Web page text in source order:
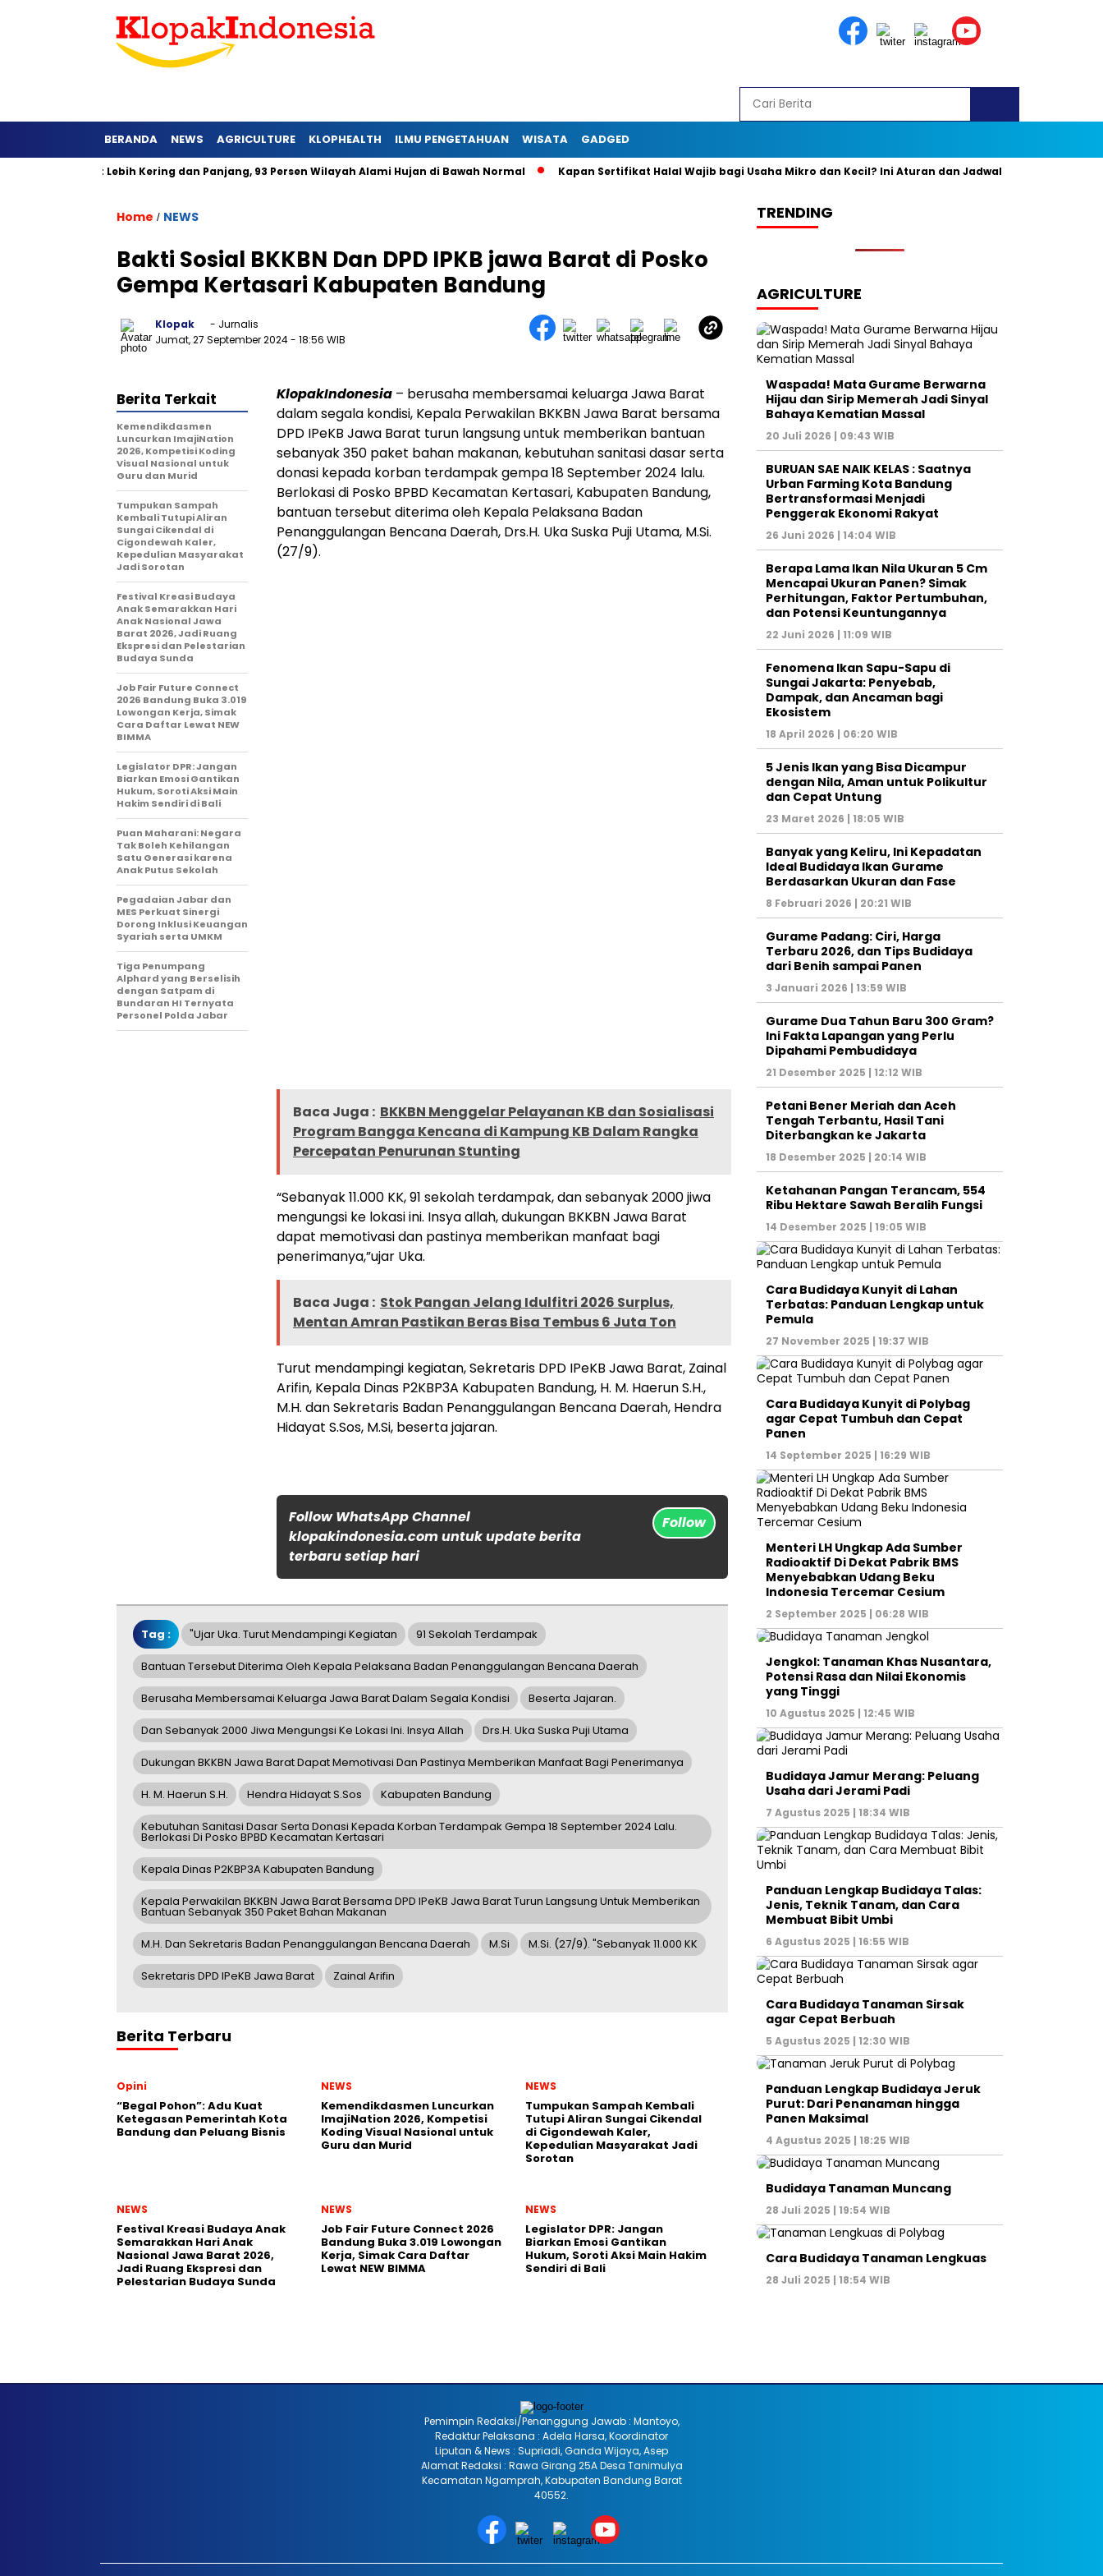
BERANDA NEWS AGRICULTURE KLOPHEALTH ILMU PENGETAHUAN WISATA GADGED
Jawa Barat Lebih Kering dan Panjang, 93 Persen Wilayah Alami Hujan di Bawah Normal Kapan Sertifikat Halal Wajib bagi Usaha Mikro dan Kecil? Ini Aturan dan Jadwal Resminya
Home / NEWS
Bakti Sosial BKKBN Dan DPD IPKB jawa Barat di Posko
Gempa Kertasari Kabupaten Bandung
Klopak
- Jurnalis
Jumat, 27 September 2024- 18:56 WIB
KlopakIndonesia – berusaha membersamai keluarga Jawa Barat
dalam segala kondisi, Kepala Perwakilan BKKBN Jawa Barat bersama
DPD IPeKB Jawa Barat turun langsung untuk memberikan bantuan
sebanyak 350 paket bahan makanan, kebutuhan sanitasi dasar serta
donasi kepada korban terdampak gempa 18 September 2024 lalu.
Berlokasi di Posko BPBD Kecamatan Kertasari, Kabupaten Bandung,
bantuan tersebut diterima oleh Kepala Pelaksana Badan
Penanggulangan Bencana Daerah, Drs.H. Uka Suska Puji Utama, M.Si.
(27/9).
Baca Juga : BKKBN Menggelar Pelayanan KB dan Sosialisasi
Program Bangga Kencana di Kampung KB Dalam Rangka
Percepatan Penurunan Stunting
“Sebanyak 11.000 KK, 91 sekolah terdampak, dan sebanyak 2000 jiwa
mengungsi ke lokasi ini. Insya allah, dukungan BKKBN Jawa Barat
dapat memotivasi dan pastinya memberikan manfaat bagi
penerimanya,”ujar Uka.
Baca Juga : Stok Pangan Jelang Idulfitri 2026 Surplus,
Mentan Amran Pastikan Beras Bisa Tembus 6 Juta Ton
Turut mendampingi kegiatan, Sekretaris DPD IPeKB Jawa Barat, Zainal
Arifin, Kepala Dinas P2KBP3A Kabupaten Bandung, H. M. Haerun S.H.,
M.H. dan Sekretaris Badan Penanggulangan Bencana Daerah, Hendra
Hidayat S.Sos, M.Si, beserta jajaran.
Follow WhatsApp Channel
klopakindonesia.com untuk update berita
terbaru setiap hari
Follow
Berita Terkait
Kemendikdasmen
Luncurkan ImajiNation
2026, Kompetisi Koding
Visual Nasional untuk
Guru dan Murid
Tumpukan Sampah
Kembali Tutupi Aliran
Sungai Cikendal di
Cigondewah Kaler,
Kepedulian Masyarakat
Jadi Sorotan
Festival Kreasi Budaya
Anak Semarakkan Hari
Anak Nasional Jawa
Barat 2026, Jadi Ruang
Ekspresi dan Pelestarian
Budaya Sunda
Job Fair Future Connect
2026 Bandung Buka 3.019
Lowongan Kerja, Simak
Cara Daftar Lewat NEW
BIMMA
Legislator DPR: Jangan
Biarkan Emosi Gantikan
Hukum, Soroti Aksi Main
Hakim Sendiri di Bali
Puan Maharani: Negara
Tak Boleh Kehilangan
Satu Generasi karena
Anak Putus Sekolah
Pegadaian Jabar dan
MES Perkuat Sinergi
Dorong Inklusi Keuangan
Syariah serta UMKM
Tiga Penumpang
Alphard yang Berselisih
dengan Satpam di
Bundaran HI Ternyata
Personel Polda Jabar
Tag : "ujar Uka. Turut Mendampingi Kegiatan 91 Sekolah Terdampak
Bantuan Tersebut Diterima Oleh Kepala Pelaksana Badan Penanggulangan Bencana Daerah
Berusaha Membersamai Keluarga Jawa Barat Dalam Segala Kondisi Beserta Jajaran.
Dan Sebanyak 2000 Jiwa Mengungsi Ke Lokasi Ini. Insya Allah Drs.H. Uka Suska Puji Utama
Dukungan BKKBN Jawa Barat Dapat Memotivasi Dan Pastinya Memberikan Manfaat Bagi Penerimanya
H. M. Haerun S.H. Hendra Hidayat S.Sos Kabupaten Bandung
Kebutuhan Sanitasi Dasar Serta Donasi Kepada Korban Terdampak Gempa 18 September 2024 Lalu.
Berlokasi Di Posko BPBD Kecamatan Kertasari
Kepala Dinas P2KBP3A Kabupaten Bandung
Kepala Perwakilan BKKBN Jawa Barat Bersama DPD IPeKB Jawa Barat Turun Langsung Untuk Memberikan
Bantuan Sebanyak 350 Paket Bahan Makanan
M.H. Dan Sekretaris Badan Penanggulangan Bencana Daerah M.Si M.Si. (27/9). "Sebanyak 11.000 KK
Sekretaris DPD IPeKB Jawa Barat Zainal Arifin
Berita Terbaru
Opini
“Begal Pohon”: Adu Kuat
Ketegasan Pemerintah Kota
Bandung dan Peluang Bisnis
NEWS
Kemendikdasmen Luncurkan
ImajiNation 2026, Kompetisi
Koding Visual Nasional untuk
Guru dan Murid
NEWS
Tumpukan Sampah Kembali
Tutupi Aliran Sungai Cikendal
di Cigondewah Kaler,
Kepedulian Masyarakat Jadi
Sorotan
NEWS
Festival Kreasi Budaya Anak
Semarakkan Hari Anak
Nasional Jawa Barat 2026,
Jadi Ruang Ekspresi dan
Pelestarian Budaya Sunda
NEWS
Job Fair Future Connect 2026
Bandung Buka 3.019 Lowongan
Kerja, Simak Cara Daftar
Lewat NEW BIMMA
NEWS
Legislator DPR: Jangan
Biarkan Emosi Gantikan
Hukum, Soroti Aksi Main Hakim
Sendiri di Bali
TRENDING
AGRICULTURE
Waspada! Mata Gurame Berwarna
Hijau dan Sirip Memerah Jadi Sinyal
Bahaya Kematian Massal
20 Juli 2026 | 09:43 WIB
BURUAN SAE NAIK KELAS : Saatnya
Urban Farming Kota Bandung
Bertransformasi Menjadi
Penggerak Ekonomi Rakyat
26 Juni 2026 | 14:04 WIB
Berapa Lama Ikan Nila Ukuran 5 Cm
Mencapai Ukuran Panen? Simak
Perhitungan, Faktor Pertumbuhan,
dan Potensi Keuntungannya
22 Juni 2026 | 11:09 WIB
Fenomena Ikan Sapu-Sapu di
Sungai Jakarta: Penyebab,
Dampak, dan Ancaman bagi
Ekosistem
18 April 2026 | 06:20 WIB
5 Jenis Ikan yang Bisa Dicampur
dengan Nila, Aman untuk Polikultur
dan Cepat Untung
23 Maret 2026 | 18:05 WIB
Banyak yang Keliru, Ini Kepadatan
Ideal Budidaya Ikan Gurame
Berdasarkan Ukuran dan Fase
8 Februari 2026 | 20:21 WIB
Gurame Padang: Ciri, Harga
Terbaru 2026, dan Tips Budidaya
dari Benih sampai Panen
3 Januari 2026 | 13:59 WIB
Gurame Dua Tahun Baru 300 Gram?
Ini Fakta Lapangan yang Perlu
Dipahami Pembudidaya
21 Desember 2025 | 12:12 WIB
Petani Bener Meriah dan Aceh
Tengah Terbantu, Hasil Tani
Diterbangkan ke Jakarta
18 Desember 2025 | 20:14 WIB
Ketahanan Pangan Terancam, 554
Ribu Hektare Sawah Beralih Fungsi
14 Desember 2025 | 19:05 WIB
Cara Budidaya Kunyit di Lahan
Terbatas: Panduan Lengkap untuk
Pemula
27 November 2025 | 19:37 WIB
Cara Budidaya Kunyit di Polybag
agar Cepat Tumbuh dan Cepat
Panen
14 September 2025 | 16:29 WIB
Menteri LH Ungkap Ada Sumber
Radioaktif Di Dekat Pabrik BMS
Menyebabkan Udang Beku
Indonesia Tercemar Cesium
2 September 2025 | 06:28 WIB
Jengkol: Tanaman Khas Nusantara,
Potensi Rasa dan Nilai Ekonomis
yang Tinggi
10 Agustus 2025 | 12:45 WIB
Budidaya Jamur Merang: Peluang
Usaha dari Jerami Padi
7 Agustus 2025 | 18:34 WIB
Panduan Lengkap Budidaya Talas:
Jenis, Teknik Tanam, dan Cara
Membuat Bibit Umbi
6 Agustus 2025 | 16:55 WIB
Cara Budidaya Tanaman Sirsak
agar Cepat Berbuah
5 Agustus 2025 | 12:30 WIB
Panduan Lengkap Budidaya Jeruk
Purut: Dari Penanaman hingga
Panen Maksimal
4 Agustus 2025 | 18:25 WIB
Budidaya Tanaman Muncang
28 Juli 2025 | 19:54 WIB
Cara Budidaya Tanaman Lengkuas
28 Juli 2025 | 18:54 WIB
Pemimpin Redaksi/Penanggung Jawab : Mantoyo,
Redaktur Pelaksana : Adela Harsa, Koordinator
Liputan & News : Supriadi, Ganda Wijaya, Asep
Alamat Redaksi : Rawa Girang 25A Desa Tanimulya
Kecamatan Ngamprah, Kabupaten Bandung Barat
40552.